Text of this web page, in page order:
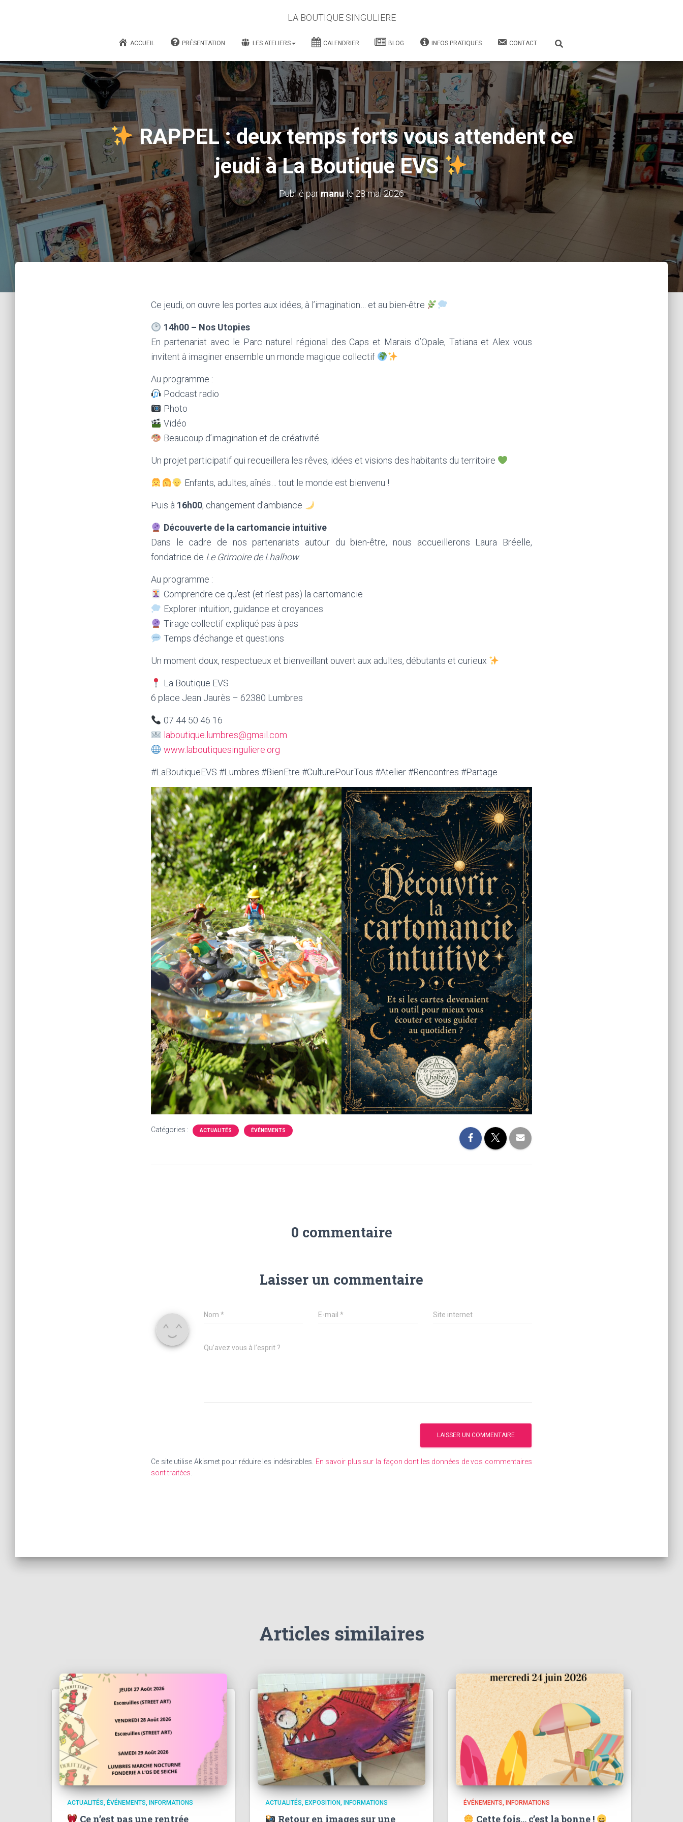
LA BOUTIQUE SINGULIERE
ACCUEIL PRÉSENTATION LES ATELIERS CALENDRIER BLOG INFOS PRATIQUES CONTACT
RAPPEL : deux temps forts vous attendent ce
jeudi à La Boutique EVS
Publié parmanule28 mai 2026
Ce jeudi, on ouvre les portes aux idées, à l’imagination… et au bien-être
14h00 – Nos Utopies
En partenariat avec le Parc naturel régional des Caps et Marais d’Opale, Tatiana et Alex vous
invitent à imaginer ensemble un monde magique collectif
Au programme :
Podcast radio
Photo
Vidéo
Beaucoup d’imagination et de créativité
Un projet participatif qui recueillera les rêves, idées et visions des habitants du territoire
Enfants, adultes, aînés… tout le monde est bienvenu !
Puis à 16h00, changement d’ambiance
Découverte de la cartomancie intuitive
Dans le cadre de nos partenariats autour du bien-être, nous accueillerons Laura Bréelle,
fondatrice de Le Grimoire de Lhalhow.
Au programme :
Comprendre ce qu’est (et n’est pas) la cartomancie
Explorer intuition, guidance et croyances
Tirage collectif expliqué pas à pas
Temps d’échange et questions
Un moment doux, respectueux et bienveillant ouvert aux adultes, débutants et curieux
La Boutique EVS
6 place Jean Jaurès – 62380 Lumbres
07 44 50 46 16
laboutique.lumbres@gmail.com
www.laboutiquesinguliere.org
#LaBoutiqueEVS #Lumbres #BienEtre #CulturePourTous #Atelier #Rencontres #Partage
Catégories : ACTUALITÉS ÉVÉNEMENTS
0 commentaire
Laisser un commentaire
Nom * E-mail* Site internet
Qu’avez vous à l’esprit ?
Ce site utilise Akismet pour réduire les indésirables. En savoir plus sur la façon dont les données de vos commentaires
sont traitées.
Articles similaires
ACTUALITÉS ÉVÉNEMENTS INFORMATIONS
Ce n’est pas une rentrée
ACTUALITÉS EXPOSITION INFORMATIONS
Retour en images sur une
ÉVÉNEMENTS INFORMATIONS
Cette fois… c’est la bonne !